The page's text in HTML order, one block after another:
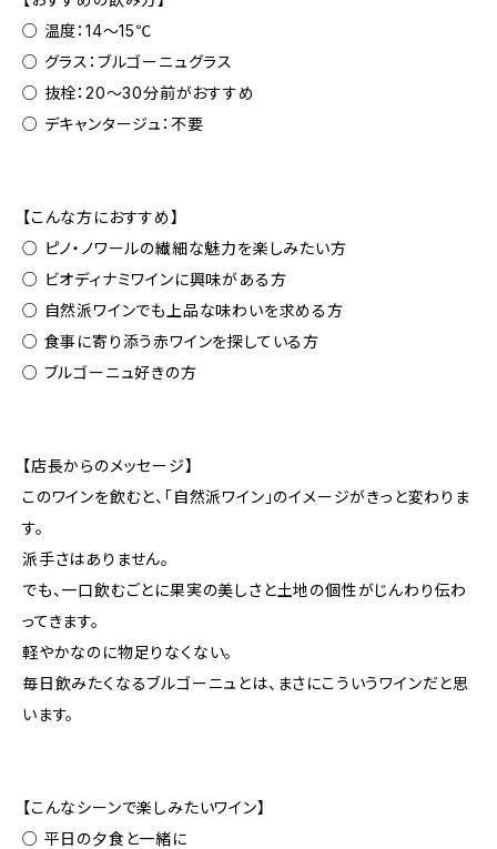
○ 温度：14〜15℃
○ グラス：ブルゴーニュグラス
○ 抜栓：20〜30分前がおすすめ
○ デキャンタージュ：不要
【こんな方におすすめ】
○ ピノ・ノワールの繊細な魅力を楽しみたい方
○ ビオディナミワインに興味がある方
○ 自然派ワインでも上品な味わいを求める方
○ 食事に寄り添う赤ワインを探している方
○ ブルゴーニュ好きの方
【店長からのメッセージ】
このワインを飲むと、「自然派ワイン」のイメージがきっと変わりま
す。
派手さはありません。
でも、一口飲むごとに果実の美しさと土地の個性がじんわり伝わ
ってきます。
軽やかなのに物足りなくない。
毎日飲みたくなるブルゴーニュとは、まさにこういうワインだと思
います。
【こんなシーンで楽しみたいワイン】
○ 平日の夕食と一緒に